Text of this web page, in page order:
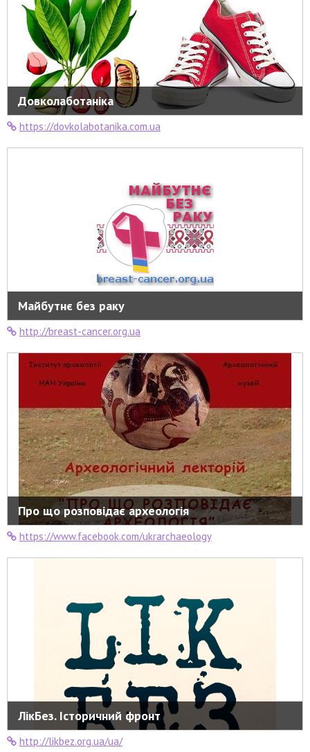
Довколаботаніка
https://dovkolabotanika.com.ua
Майбутнє без раку
http://breast-cancer.org.ua
Про що розповідає археологія
https://www.facebook.com/ukrarchaeology
ЛікБез. Історичний фронт
http://likbez.org.ua/ua/